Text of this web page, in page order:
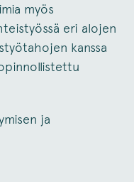
myös
eri alojen
kanssa
ja